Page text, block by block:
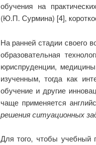
обучения на
(Ю.П. Сурмина) [4],
На ранней стадии своего
образовательная
юриспруденции,
изученным, тогда как
обучение и другие
чаще применяется
решения ситуационных
Для того, чтобы учебный